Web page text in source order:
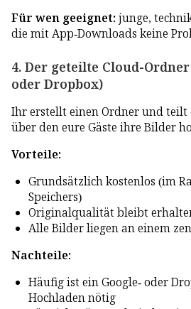
Für wen geeignet: junge,
die mit App-Downloads keine
4. Der geteilte Cloud-
oder Dropbox)
Ihr erstellt einen Ordner und teilt
über den eure Gäste ihre Bilder
Vorteile:
Grundsätzlich kostenlos (im
Speichers)
Originalqualität bleibt
Alle Bilder liegen an einem
Nachteile:
Häufig ist ein Google- oder
Hochladen nötig